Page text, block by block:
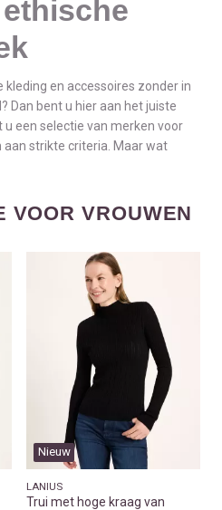
ethische
kleding en accessoires zonder in
Dan bent u hier aan het juiste
u een selectie van merken voor
strikte criteria. Maar wat
VOOR VROUWEN
Nieuw
LANIUS
Trui met hoge kraag van